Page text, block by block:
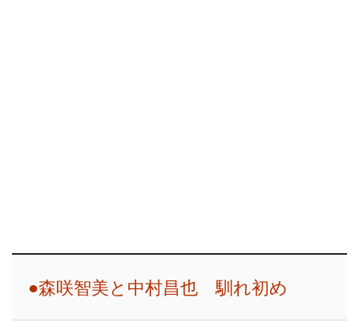
●森咲智美と中村昌也 馴れ初め